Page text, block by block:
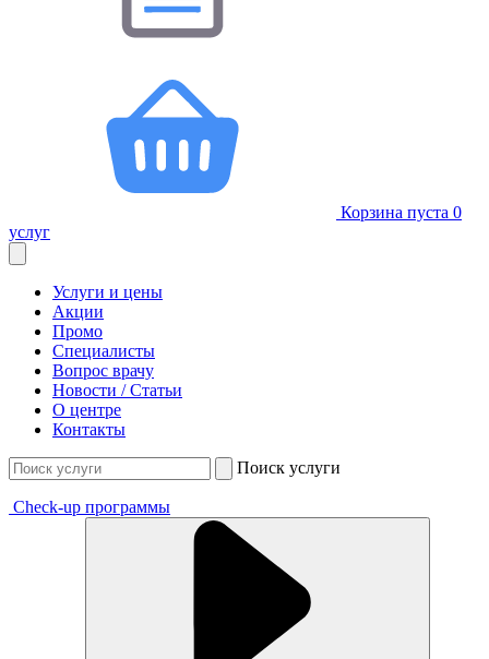
Корзина пуста 0
услуг
Услуги и цены
Акции
Промо
Специалисты
Вопрос врачу
Новости / Статьи
О центре
Контакты
Поиск услуги
Check-up программы